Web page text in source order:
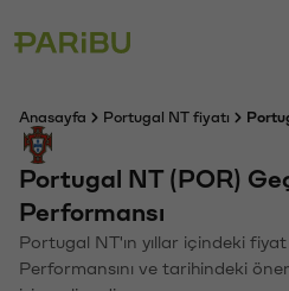
Anasayfa Portugal NT fiyatı
Portugal NT (POR)
Performansı
Portugal NT'ın yıllar içindeki
Performansını ve tarihindeki